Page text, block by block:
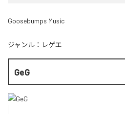
Goosebumps Music
ジャンル： レゲエ
GeG